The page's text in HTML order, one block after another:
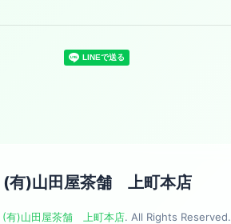
(有)山田屋茶舗 上町本店
(有)山田屋茶舗 上町本店. All Rights Reserved.